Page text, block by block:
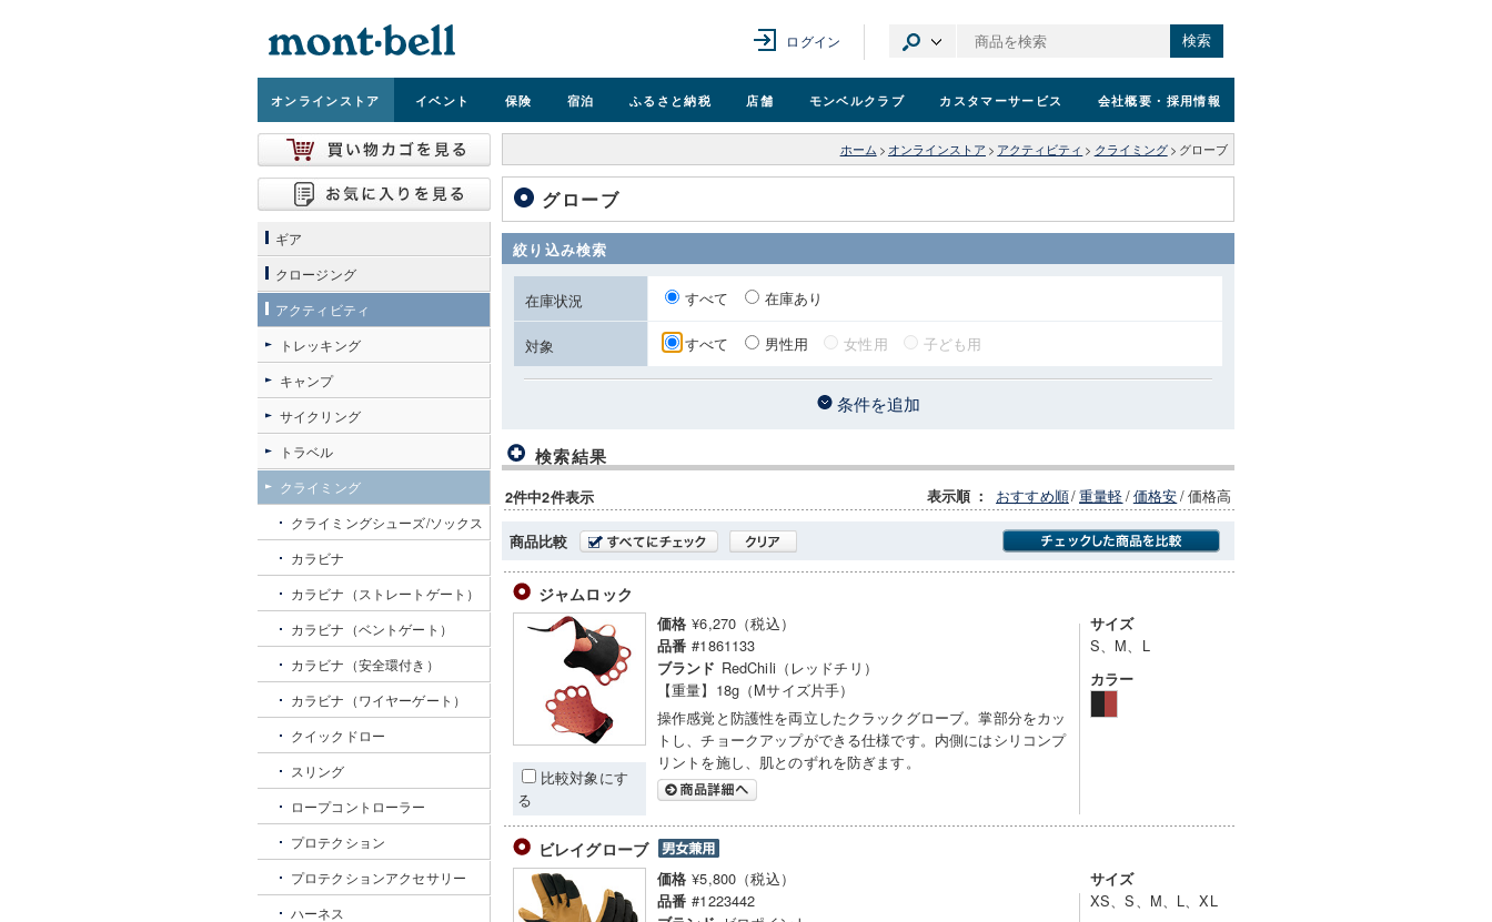
ログイン 検索
オンラインストア イベント 保険 宿泊 ふるさと納税 店舗 モンベルクラブ カスタマーサービス 会社概要 ・採用情報
ホーム > オンラインストア > アクティビティ > クライミング > グローブ
グローブ
絞り込み検索
在庫状況 すべて 在庫あり
対象 すべて 男性用 女性用 子ども用
条件を追加
検索結果
2件中2件表示 表示順 ： おすすめ順/重量軽/価格安/価格高
商品比較
ジャムロック
比較対象にす
る
価格 ¥6,270（税込）
品番 #1861133
ブランド RedChili（レッドチリ）
【重量】18g（Mサイズ片手）
操作感覚と防護性を両立したクラックグローブ。掌部分をカッ
トし、チョークアップができる仕様です。内側にはシリコンプ
リントを施し、肌とのずれを防ぎます。
サイズ
S、M、L
カラー
ビレイグローブ
価格 ¥5,800（税込）
品番 #1223442
サイズ
XS、S、M、L、XL
ギア
クロージング
アクティビティ
トレッキング
キャンプ
サイクリング
トラベル
クライミング
クライミングシューズ/ソックス
カラビナ
カラビナ（ストレートゲート）
カラビナ（ベントゲート）
カラビナ（安全環付き）
カラビナ（ワイヤーゲート）
クイックドロー
スリング
ロープコントローラー
プロテクション
プロテクションアクセサリー
ハーネス